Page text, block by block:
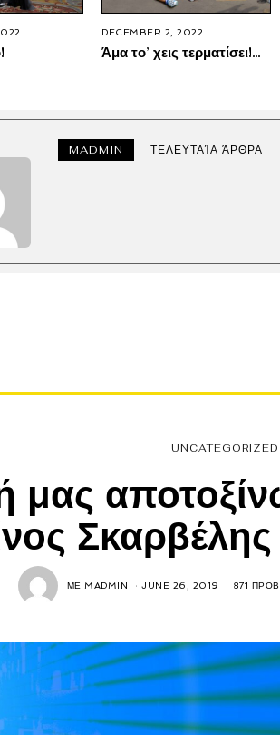
DECEMBER 2, 2022
Άμα το’ χεις τερματίσει!…
MADMIN ΤΕΛΕΥΤΑΊΑ ΆΡΘΡΑ
UNCATEGORIZED
μας
ΜΕ MADMIN JUNE 26, 2019 871